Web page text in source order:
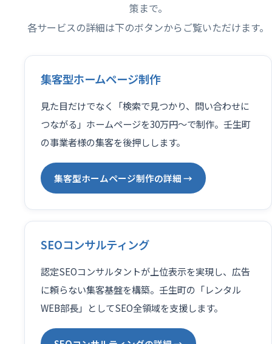
策まで。
各サービスの詳細は下のボタンからご覧いただけます。
集客型ホームページ制作
見た目だけでなく「検索で見つかり、問い合わせに
つながる」ホームページを30万円〜で制作。壬生町
の事業者様の集客を後押しします。
集客型ホームページ制作の詳細 →
SEOコンサルティング
認定SEOコンサルタントが上位表示を実現し、広告
に頼らない集客基盤を構築。壬生町の「レンタル
WEB部長」としてSEO全領域を支援します。